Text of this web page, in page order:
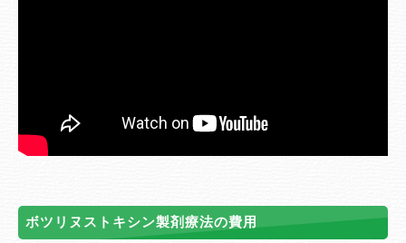
ボツリヌストキシン製剤療法の費用